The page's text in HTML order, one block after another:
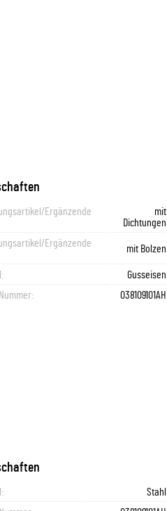
Ergänzende
mit
Dichtungen
Ergänzende
mit Bolzen
Gusseisen
038109101AH
Stahl